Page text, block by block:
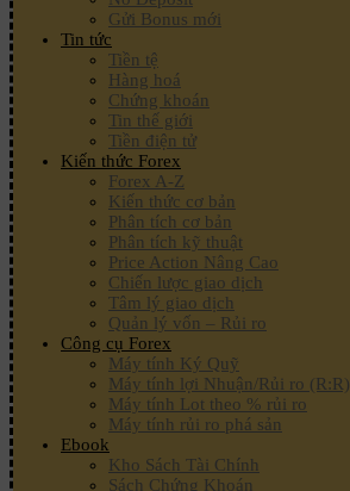
Gửi Bonus mới
Tin tức
Tiền tệ
Hàng hoá
Chứng khoán
Tin thế giới
Tiền điện tử
Kiến thức Forex
Forex A-Z
Kiến thức cơ bản
Phân tích cơ bản
Phân tích kỹ thuật
Price Action Nâng Cao
Chiến lược giao dịch
Tâm lý giao dịch
Quản lý vốn – Rủi ro
Công cụ Forex
Máy tính Ký Quỹ
Máy tính lợi Nhuận/Rủi ro (R:R)
Máy tính Lot theo % rủi ro
Máy tính rủi ro phá sản
Ebook
Kho Sách Tài Chính
Sách Chứng Khoán